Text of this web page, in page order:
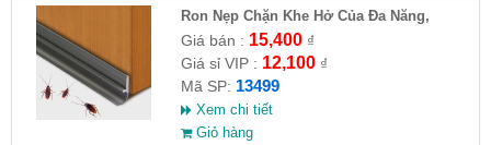
Ron Nẹp Chặn Khe Hở Của Đa Năng,
Chống Côn Trùng( HĐ )
Giá bán : 15,400₫
Giá sỉ VIP : 12,100₫
Mã SP: 13499
Xem chi tiết
Giỏ hàng